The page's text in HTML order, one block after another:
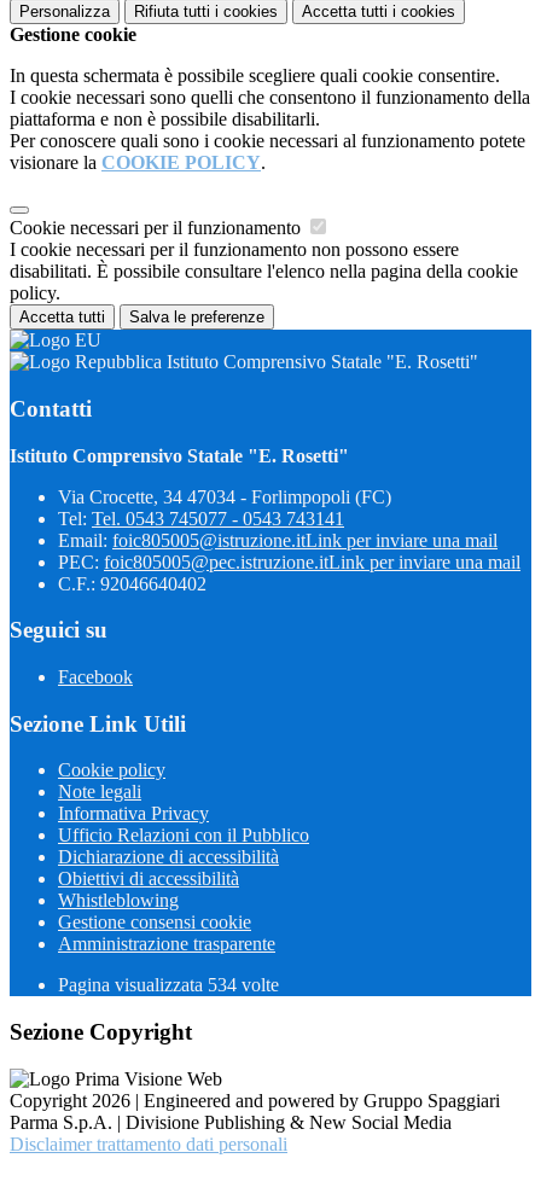
Personalizza Rifiuta tutti i cookies Accetta tutti i cookies
Gestione cookie
In questa schermata è possibile scegliere quali cookie consentire.
I cookie necessari sono quelli che consentono il funzionamento della
piattaforma e non è possibile disabilitarli.
Per conoscere quali sono i cookie necessari al funzionamento potete
visionare la COOKIE POLICY.
Cookie necessari per il funzionamento
I cookie necessari per il funzionamento non possono essere
disabilitati. È possibile consultare l'elenco nella pagina della cookie
policy.
Accetta tutti Salva le preferenze
Istituto Comprensivo Statale "E. Rosetti"
Contatti
Istituto Comprensivo Statale "E. Rosetti"
Via Crocette, 34 47034 - Forlimpopoli (FC)
Tel: Tel. 0543 745077 - 0543 743141
Email: foic805005@istruzione.itLink per inviare una mail
PEC: foic805005@pec.istruzione.itLink per inviare una mail
C.F.: 92046640402
Seguici su
Facebook
Sezione Link Utili
Cookie policy
Note legali
Informativa Privacy
Ufficio Relazioni con il Pubblico
Dichiarazione di accessibilità
Obiettivi di accessibilità
Whistleblowing
Gestione consensi cookie
Amministrazione trasparente
Pagina visualizzata 534 volte
Sezione Copyright
Copyright 2026 | Engineered and powered by Gruppo Spaggiari
Parma S.p.A. | Divisione Publishing & New Social Media
Disclaimer trattamento dati personali